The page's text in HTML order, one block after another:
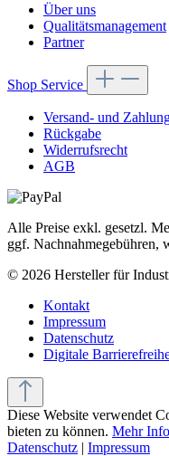
Über uns
Qualitätsmanagement
Partner
Shop Service
Versand- und
Rückgabe
Widerrufsrecht
AGB
Alle Preise exkl. gesetzl.
ggf. Nachnahmegebühren,
© 2026 Hersteller für
Kontakt
Impressum
Datenschutz
Digitale
Diese Website verwendet
bieten zu können. Mehr
Datenschutz | Impressum